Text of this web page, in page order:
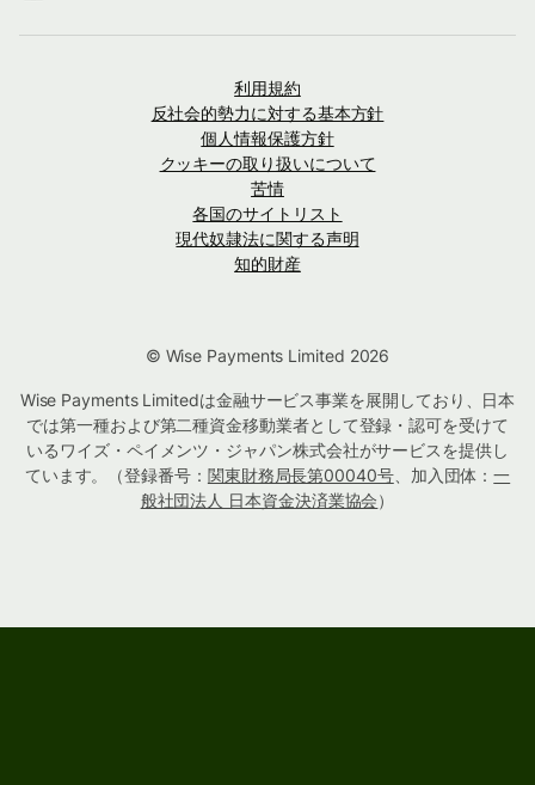
利用規約
反社会的勢力に対する基本方針
個人情報保護方針
クッキーの取り扱いについて
苦情
各国のサイトリスト
現代奴隷法に関する声明
知的財産
© Wise Payments Limited 2026
Wise Payments Limitedは金融サービス事業を展開しており、日本
では第一種および第二種資金移動業者として登録・認可を受けて
いるワイズ・ペイメンツ・ジャパン株式会社がサービスを提供し
ています。（登録番号： 関東財務局長第00040号、加入団体：一
般社団法人 日本資金決済業協会）